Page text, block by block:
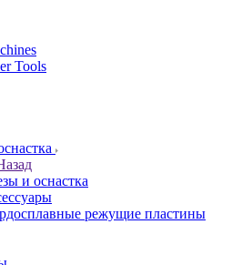
Tools
и оснастка
режущие пластины